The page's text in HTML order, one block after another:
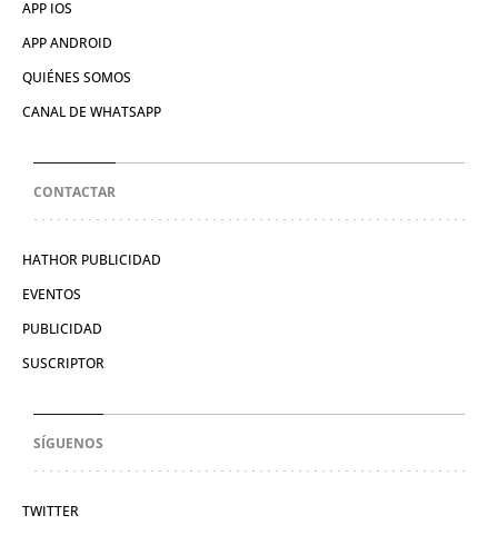
APP IOS
APP ANDROID
QUIÉNES SOMOS
CANAL DE WHATSAPP
CONTACTAR
HATHOR PUBLICIDAD
EVENTOS
PUBLICIDAD
SUSCRIPTOR
SÍGUENOS
TWITTER